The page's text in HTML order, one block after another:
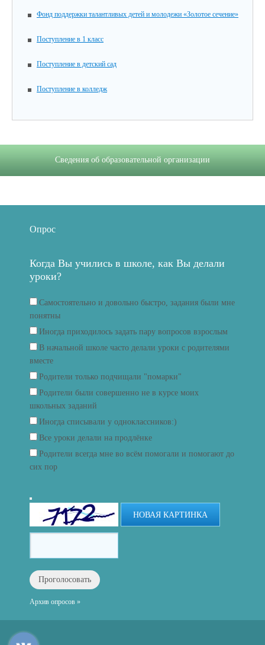
Фонд поддержки талантливых детей и молодежи «Золотое сечение»
Поступление в 1 класс
Поступление в детский сад
Поступление в колледж
Сведения об образовательной организации
Опрос
Когда Вы учились в школе, как Вы делали
уроки?
Самостоятельно и довольно быстро, задания были мне
понятны
Иногда приходилось задать пару вопросов взрослым
В начальной школе часто делали уроки с родителями
вместе
Родители только подчищали "помарки"
Родители были совершенно не в курсе моих
школьных заданий
Иногда списывали у одноклассников:)
Все уроки делали на продлёнке
Родители всегда мне во всём помогали и помогают до
сих пор
НОВАЯ КАРТИНКА
Архив опросов »